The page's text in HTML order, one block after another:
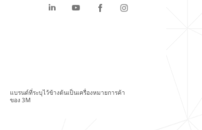
แบรนด์ที่ระบุไว้ข้างต้นเป็นเครื่องหมายการค้า
ของ 3M